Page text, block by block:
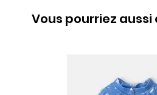
Vous pourriez